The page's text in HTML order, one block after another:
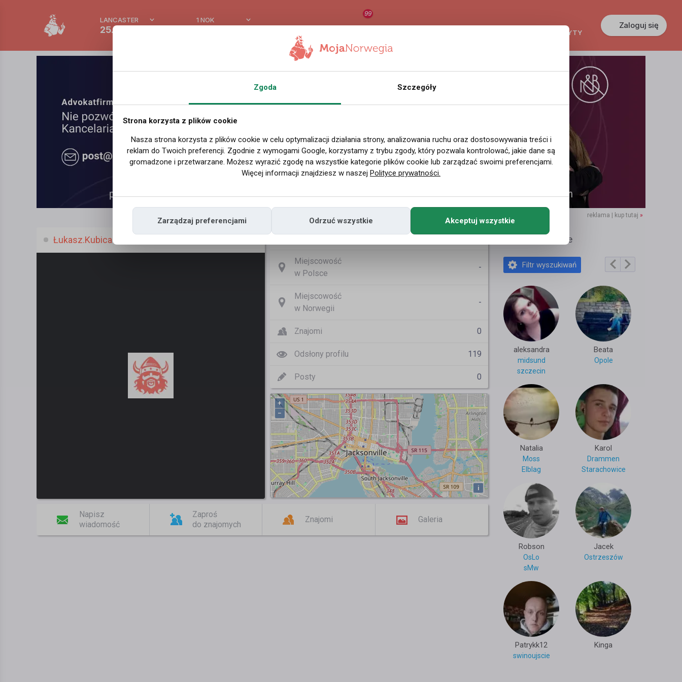
LANCASTER
25.6 °C
1 NOK
99
KREDYTY
Zaloguj się
reklama | kup tutaj »
Łukasz.Kubica
Miejscowość
w Polsce
-
Miejscowość
w Norwegii
-
Znajomi 0
Odsłony profilu 119
Posty 0
+
−
i
Napisz
wiadomość
Zaproś
do znajomych
Znajomi Galeria
Polecane profile
Filtr wyszukiwań
aleksandra
midsund
szczecin
Beata
Opole
Natalia
Moss
Elblag
Karol
Drammen
Starachowice
Robson
OsLo
sMw
Jacek
Ostrzeszów
Patrykk12
swinoujscie
Kinga
Zgoda Szczegóły
Strona korzysta z plików cookie
Nasza strona korzysta z plików cookie w celu optymalizacji działania strony, analizowania ruchu oraz dostosowywania treści i
reklam do Twoich preferencji. Zgodnie z wymogami Google, korzystamy z trybu zgody, który pozwala kontrolować, jakie dane są
gromadzone i przetwarzane. Możesz wyrazić zgodę na wszystkie kategorie plików cookie lub zarządzać swoimi preferencjami.
Więcej informacji znajdziesz w naszej Polityce prywatności.
Zarządzaj preferencjami Odrzuć wszystkie Akceptuj wszystkie